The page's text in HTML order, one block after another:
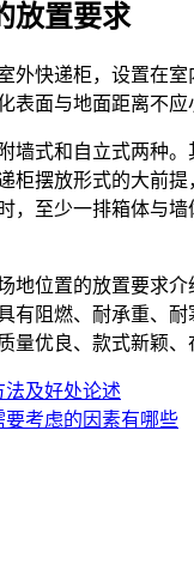
置要求
快递柜，设置在室
表面与地面距离不应
和自立式两种。
柜摆放形式的大前
，至少一排箱体与
位置的放置要求介
有阻燃、耐承重、
量优良、款式新颖
及好处论述
考虑的因素有哪些